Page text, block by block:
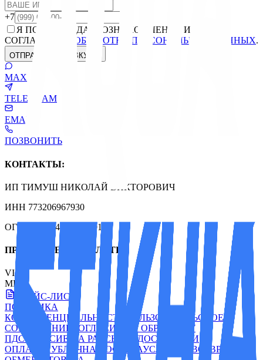
+7
Я ПОДТВЕРЖДАЮ ОЗНАКОМЛЕНИЕ И ДАЮ
СОГЛАСИЕ НА
ОБРАБОТКУ ПЕРСОНАЛЬНЫХ ДАННЫХ.
ОТПРАВИТЬ ЗАЯВКУ
MAX
TELEGRAM
EMAIL
ПОЗВОНИТЬ
КОНТАКТЫ:
ИП ТИМУШ НИКОЛАЙ ВИКТОРОВИЧ
ИНН 773206967930
ОГРН 310774619301001
ПРИНИМАЕМ К ОПЛАТЕ:
VISA
МИР
ПРАЙС-ЛИСТ
ПОЛИТИКА
КОНФИДЕНЦИАЛЬНОСТИ
ПОЛЬЗОВАТЕЛЬСКОЕ
СОГЛАШЕНИЕ
СОГЛАСИЕ НА ОБРАБОТКУ
ПДСОГЛАСИЕ НА РАССЫЛКУ ДОСТАВКА И
ОПЛАТА
ПУБЛИЧНАЯ ОФЕРТАУСЛОВИЯ ВОЗВРАТА И